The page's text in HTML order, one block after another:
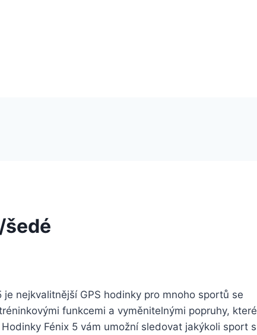
šedé
nejkvalitnější GPS hodinky pro mnoho sportů se
funkcemi a vyměnitelnými popruhy, které
Fénix 5 vám umožní sledovat jakýkoli sport s